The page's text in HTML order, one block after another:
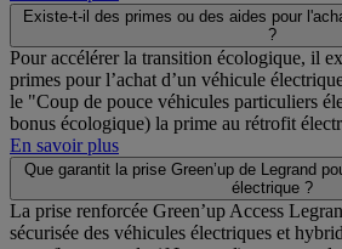
Existe-t-il des primes ou des aides pour
?
Pour accélérer la transition écologique, il
primes pour l’achat d’un véhicule
le "Coup de pouce véhicules particuliers
bonus écologique) la prime au rétrofit
En savoir plus
Que garantit la prise Green’up de Legrand
électrique ?
La prise renforcée Green’up Access
sécurisée des véhicules électriques et